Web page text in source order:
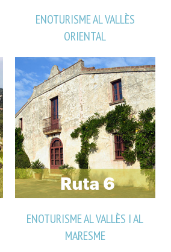
ENOTURISME AL VALLÈS
ORIENTAL
ENOTURISME AL VALLÈS I AL
MARESME